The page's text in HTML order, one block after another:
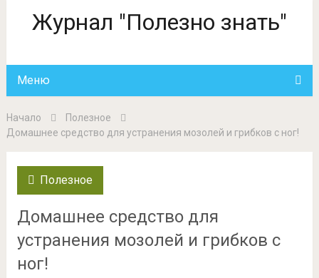
Журнал "Полезно знать"
Меню
Начало
Полезное
Домашнее средство для устранения мозолей и грибков с ног!
Полезное
Домашнее средство для
устранения мозолей и грибков с
ног!